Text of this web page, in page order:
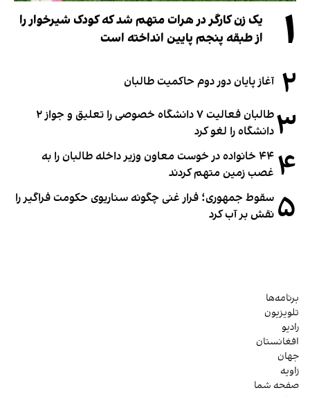
۱
یک زن کارگر در هرات متهم شد که کودک شیرخوار را
از طبقه پنجم پایین انداخته است
۲ آغاز پایان دور دوم حاکمیت طالبان
۳
طالبان فعالیت ۷ دانشگاه خصوصی را تعلیق و جواز ۲
دانشگاه را لغو کرد
۴
۴۴ خانواده در خوست معاون وزیر داخله طالبان را به
غصب زمین متهم کردند
۵ سقوط جمهوری؛ فرار غنی چگونه سناریوی حکومت فراگیر را
نقش بر آب کرد
برنامه‌ها
تلویزیون
رادیو
افغانستان
جهان
زاویه
صفحه شما